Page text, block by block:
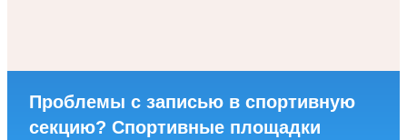
Проблемы с записью в спортивную
секцию? Спортивные площадки